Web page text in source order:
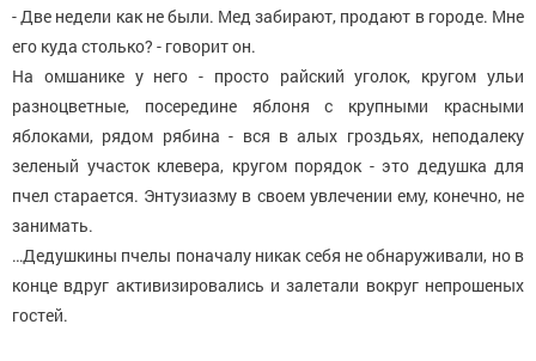
- Две недели как не были. Мед забирают, продают в городе. Мне
его куда столько? - говорит он.
На омшанике у него - просто райский уголок, кругом ульи
разноцветные, посередине яблоня с крупными красными
яблоками, рядом рябина - вся в алых гроздьях, неподалеку
зеленый участок клевера, кругом порядок - это дедушка для
пчел старается. Энтузиазму в своем увлечении ему, конечно, не
занимать.
…Дедушкины пчелы поначалу никак себя не обнаруживали, но в
конце вдруг активизировались и залетали вокруг непрошеных
гостей.